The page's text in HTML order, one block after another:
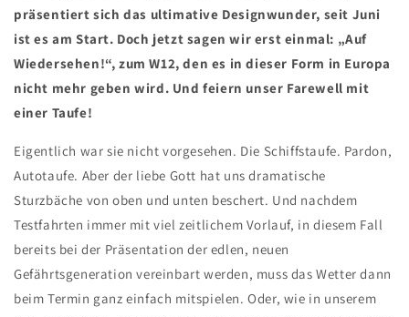
präsentiert sich das ultimative Designwunder, seit Juni
ist es am Start. Doch jetzt sagen wir erst einmal: „Auf
Wiedersehen!“, zum W12, den es in dieser Form in Europa
nicht mehr geben wird. Und feiern unser Farewell mit
einer Taufe!
Eigentlich war sie nicht vorgesehen. Die Schiffstaufe. Pardon,
Autotaufe. Aber der liebe Gott hat uns dramatische
Sturzbäche von oben und unten beschert. Und nachdem
Testfahrten immer mit viel zeitlichem Vorlauf, in diesem Fall
bereits bei der Präsentation der edlen, neuen
Gefährtsgeneration vereinbart werden, muss das Wetter dann
beim Termin ganz einfach mitspielen. Oder, wie in unserem